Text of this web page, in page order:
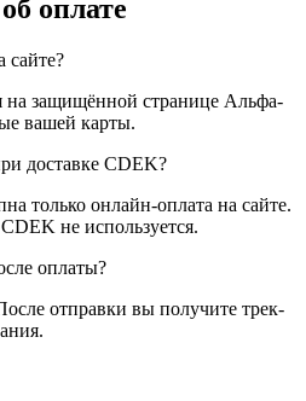
оплате
сайте?
на защищённой странице Альфа-
вашей карты.
доставке CDEK?
только онлайн-оплата на сайте.
не используется.
оплаты?
отправки вы получите трек-